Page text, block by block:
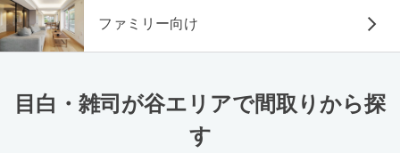
ファミリー向け
目白・雑司が谷エリアで間取りから探
す